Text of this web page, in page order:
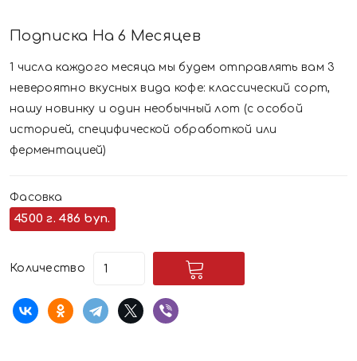
Подписка На 6 Месяцев
1 числа каждого месяца мы будем отправлять вам 3
невероятно вкусных вида кофе: классический сорт,
нашу новинку и один необычный лот (с особой
историей, специфической обработкой или
ферментацией)
Фасовка
4500 г.486 byn.
Количество